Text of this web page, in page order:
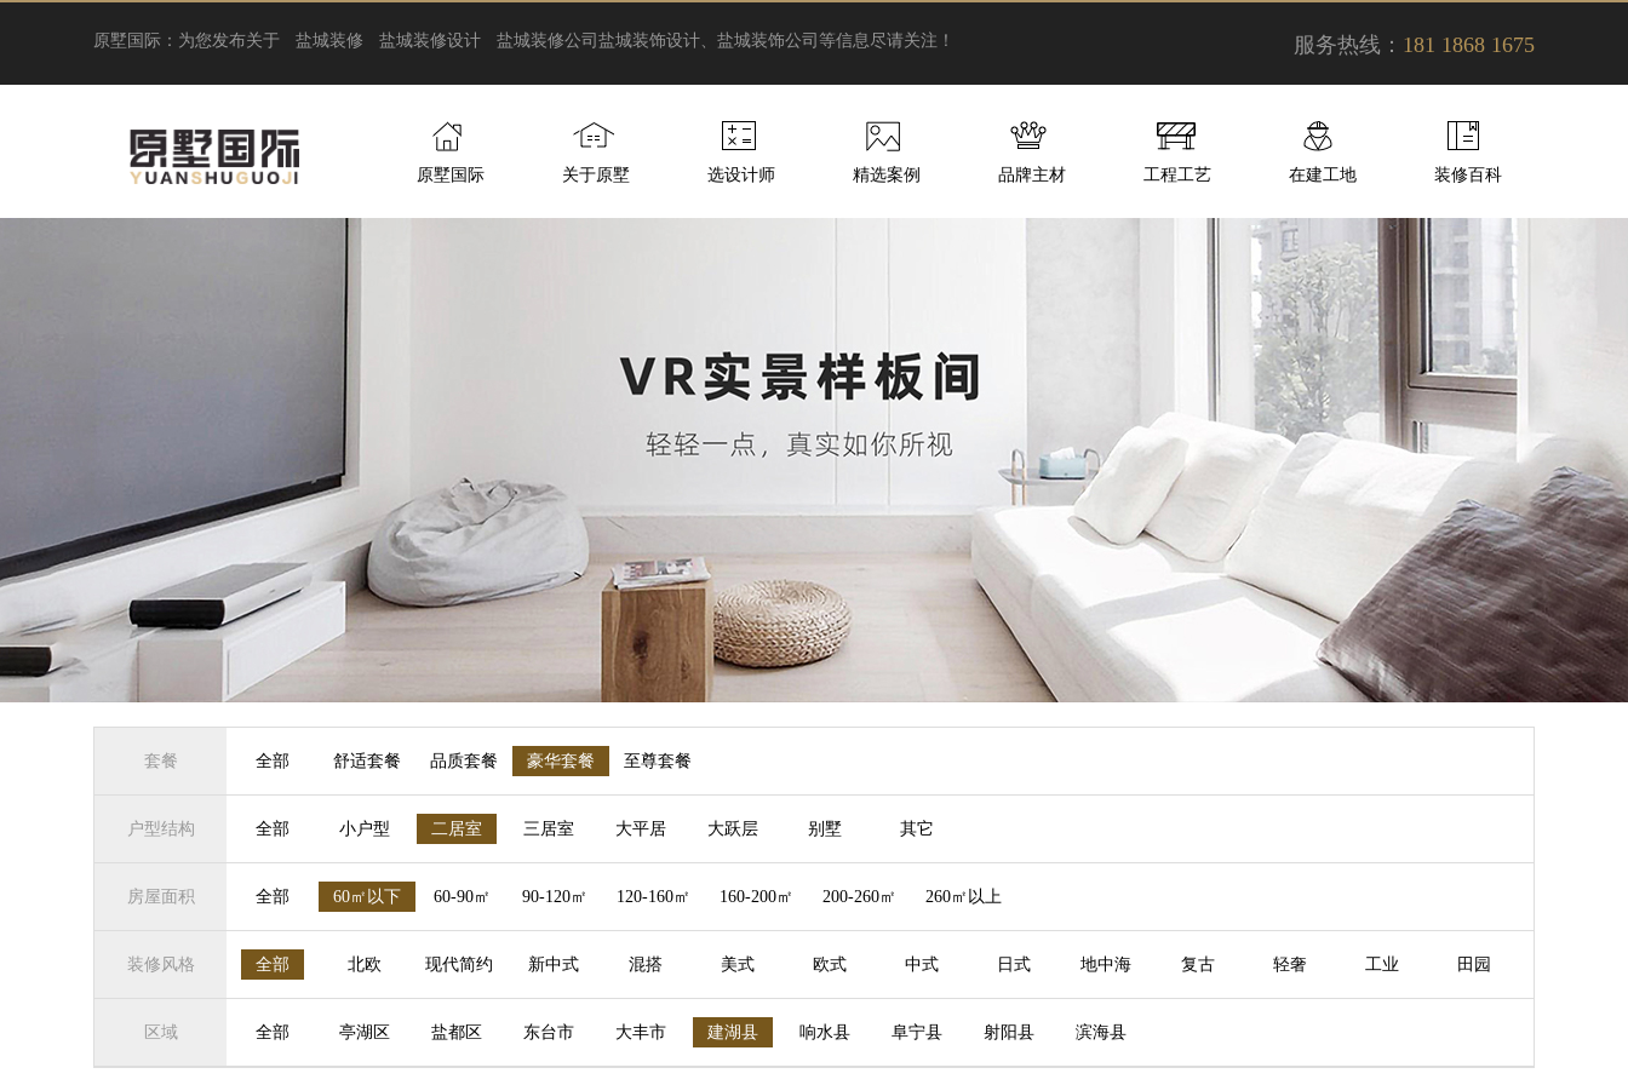
原墅国际：为您发布关于 盐城装修 盐城装修设计 盐城装修公司 盐城装饰设计、盐城装饰公司等信息尽请关注！ 服务热线： 181 1868 1675
原墅国际 关于原墅 选设计师 精选案例 品牌主材 工程工艺 在建工地 装修百科
套餐 全部 舒适套餐 品质套餐 豪华套餐 至尊套餐
户型结构 全部 小户型 二居室 三居室 大平居 大跃层 别墅 其它
房屋面积 全部 60㎡以下 60-90㎡ 90-120㎡ 120-160㎡ 160-200㎡ 200-260㎡ 260㎡以上
装修风格 全部 北欧 现代简约 新中式 混搭 美式 欧式 中式 日式 地中海 复古 轻奢 工业 田园
区域 全部 亭湖区 盐都区 东台市 大丰市 建湖县 响水县 阜宁县 射阳县 滨海县